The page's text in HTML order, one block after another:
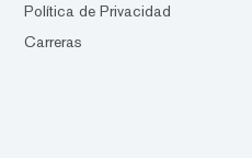
Política de Privacidad
Carreras